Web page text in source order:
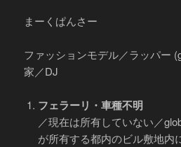
まーくぱんさー
ファッションモデル／ラッパー
家／DJ
フェラーリ・車種不明
／現在は所有していない／
が所有する都内のビル敷地内